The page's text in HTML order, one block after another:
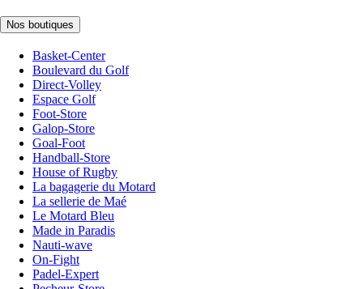
Nos boutiques
Basket-Center
Boulevard du Golf
Direct-Volley
Espace Golf
Foot-Store
Galop-Store
Goal-Foot
Handball-Store
House of Rugby
La bagagerie du Motard
La sellerie de Maé
Le Motard Bleu
Made in Paradis
Nauti-wave
On-Fight
Padel-Expert